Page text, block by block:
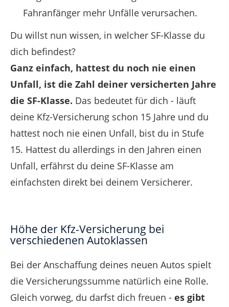
Fahranfänger mehr Unfälle verursachen.
Du willst nun wissen, in welcher SF-Klasse du
dich befindest?
Ganz einfach, hattest du noch nie einen
Unfall, ist die Zahl deiner versicherten Jahre
die SF-Klasse. Das bedeutet für dich - läuft
deine Kfz-Versicherung schon 15 Jahre und du
hattest noch nie einen Unfall, bist du in Stufe
15. Hattest du allerdings in den Jahren einen
Unfall, erfährst du deine SF-Klasse am
einfachsten direkt bei deinem Versicherer.
Höhe der Kfz-Versicherung bei
verschiedenen Autoklassen
Bei der Anschaffung deines neuen Autos spielt
die Versicherungssumme natürlich eine Rolle.
Gleich vorweg, du darfst dich freuen - es gibt